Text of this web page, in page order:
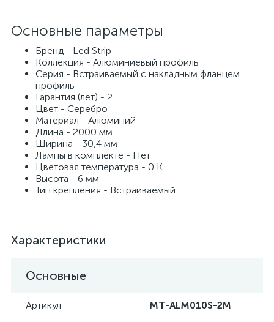
Основные параметры
Бренд - Led Strip
Коллекция - Алюминиевый профиль
Серия - Встраиваемый с накладным фланцем
профиль
Гарантия (лет) - 2
Цвет - Серебро
Материал - Алюминий
Длина - 2000 мм
Ширина - 30,4 мм
Лампы в комплекте - Нет
Цветовая температура - 0 K
Высота - 6 мм
Тип крепления - Встраиваемый
Характеристики
Основные
Артикул
MT-ALM010S-2M